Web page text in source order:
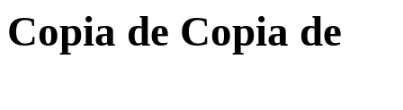
Copia de Copia de